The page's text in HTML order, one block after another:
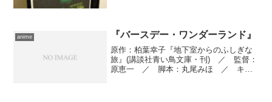
ン・デザイナー：...
anime 『バースデー・ワンダーランド』
原作：柏葉幸子『地下室からのふしぎな
旅』(講談社青い鳥文庫・刊) ／ 監督：
原恵一 ／ 脚本：丸尾みほ ／ キャ